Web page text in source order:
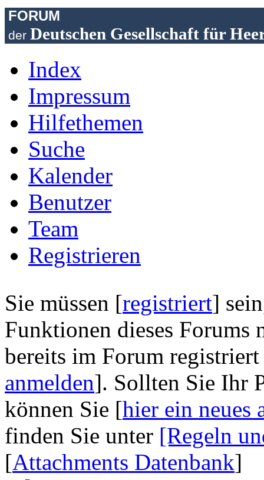
FORUM
der Deutschen Gesellschaft für
Index
Impressum
Hilfethemen
Suche
Kalender
Benutzer
Team
Registrieren
Sie müssen [registriert]
Funktionen dieses Forums
bereits im Forum
anmelden]. Sollten Sie Ihr
können Sie [hier ein neues
finden Sie unter [Regeln
[Attachments Datenbank]